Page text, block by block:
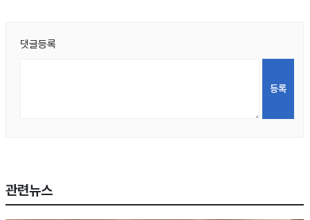
댓글등록
관련뉴스